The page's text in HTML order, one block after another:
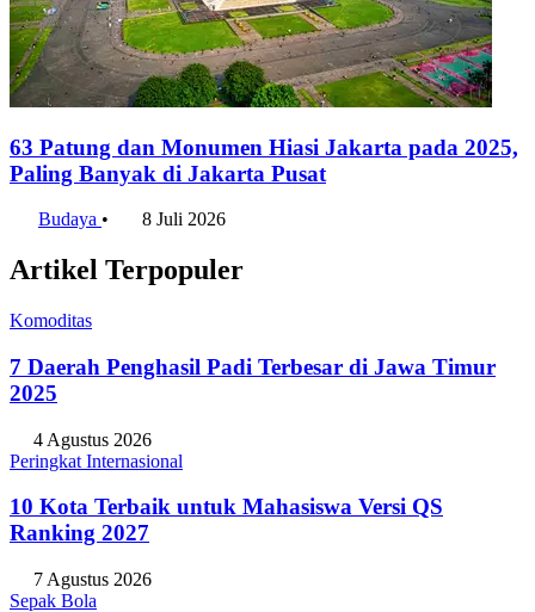
63 Patung dan Monumen Hiasi Jakarta pada 2025,
Paling Banyak di Jakarta Pusat
Budaya • 8 Juli 2026
Artikel Terpopuler
Komoditas
7 Daerah Penghasil Padi Terbesar di Jawa Timur
2025
4 Agustus 2026
Peringkat Internasional
10 Kota Terbaik untuk Mahasiswa Versi QS
Ranking 2027
7 Agustus 2026
Sepak Bola